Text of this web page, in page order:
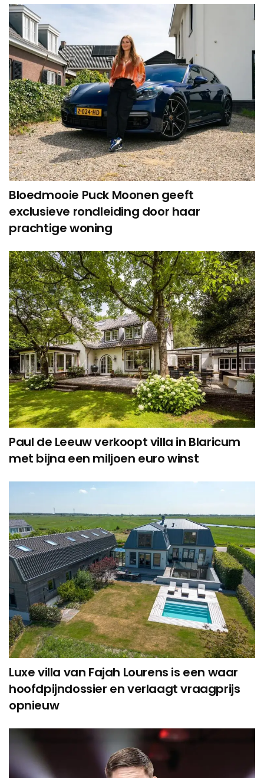
Bloedmooie Puck Moonen geeft
exclusieve rondleiding door haar
prachtige woning
Paul de Leeuw verkoopt villa in Blaricum
met bijna een miljoen euro winst
Luxe villa van Fajah Lourens is een waar
hoofdpijndossier en verlaagt vraagprijs
opnieuw